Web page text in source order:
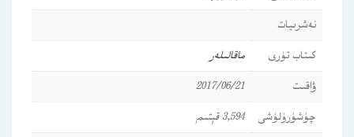
نەشرىيات
كىتاب تۈرى
ماقالىلەر
ۋاقىت
2017/06/21
چۈشۈرۈلۈشى
3,594 قېتىم